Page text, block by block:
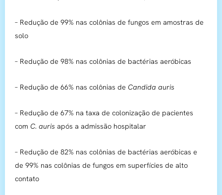
– Redução de 99% nas colônias de fungos em amostras de
solo
– Redução de 98% nas colônias de bactérias aeróbicas
– Redução de 66% nas colônias de Candida auris
– Redução de 67% na taxa de colonização de pacientes
com C. auris após a admissão hospitalar
– Redução de 82% nas colônias de bactérias aeróbicas e
de 99% nas colônias de fungos em superfícies de alto
contato